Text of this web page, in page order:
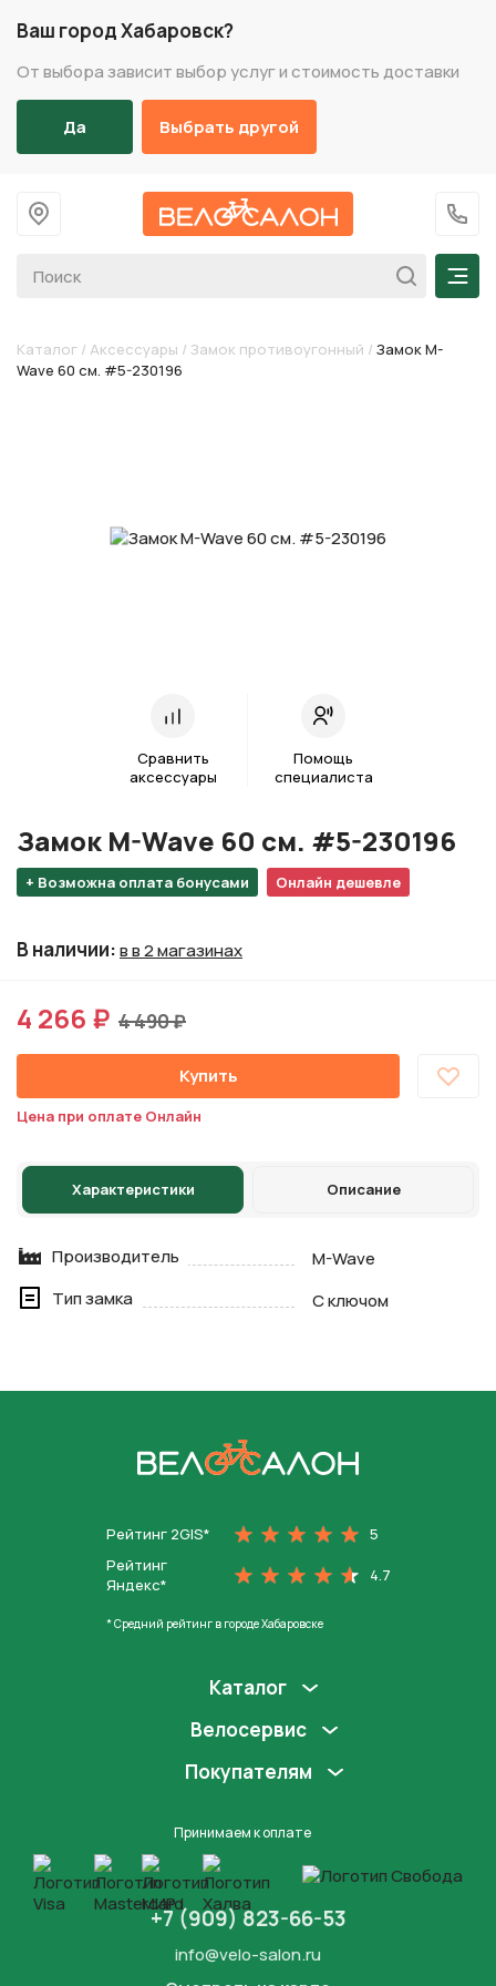
Ваш город Хабаровск?
От выбора зависит выбор услуг и стоимость доставки
Да Выбрать другой
На главную
+7
Каталог / Аксессуары / Замок противоугонный / Замок M-
Wave 60 см. #5-230196
Сравнить
аксессуары
Помощь
специалиста
+ Возможна оплата бонусами Онлайн дешевле
Замок M-Wave 60 см. #5-230196
В наличии:в в 2 магазинах
4 266 ₽ 4 490 ₽
Купить
Цена при оплате Онлайн
Характеристики Описание
Производитель
M-Wave
Тип замка
С ключом
Рейтинг 2GIS*
5
Рейтинг
Яндекс*
4.7
* Средний рейтинг в городе Хабаровске
Каталог
Велосервис
Покупателям
Принимаем к оплате
+7 (909) 823-66-53
info@velo-salon.ru